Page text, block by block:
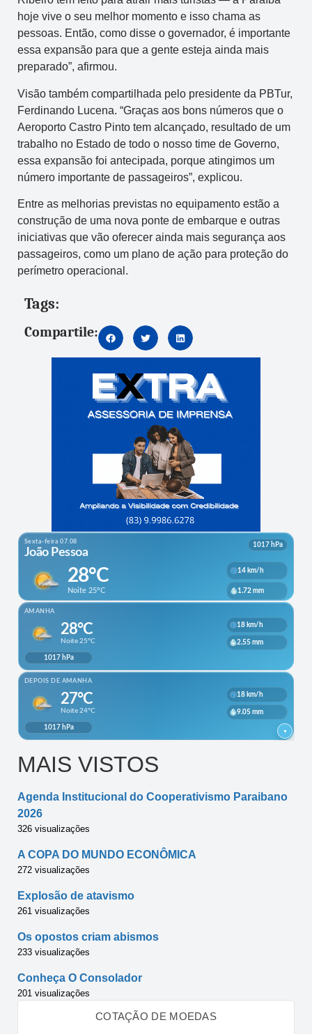
hoje vive o seu melhor momento e isso chama as
pessoas. Então, como disse o governador, é importante
essa expansão para que a gente esteja ainda mais
preparado”, afirmou.
Visão também compartilhada pelo presidente da PBTur,
Ferdinando Lucena. “Graças aos bons números que o
Aeroporto Castro Pinto tem alcançado, resultado de um
trabalho no Estado de todo o nosso time de Governo,
essa expansão foi antecipada, porque atingimos um
número importante de passageiros”, explicou.
Entre as melhorias previstas no equipamento estão a
construção de uma nova ponte de embarque e outras
iniciativas que vão oferecer ainda mais segurança aos
passageiros, como um plano de ação para proteção do
perímetro operacional.
Tags:
Compartile:
MAIS VISTOS
Agenda Institucional do Cooperativismo Paraibano
2026
326 visualizações
A COPA DO MUNDO ECONÔMICA
272 visualizações
Explosão de atavismo
261 visualizações
Os opostos criam abismos
233 visualizações
Conheça O Consolador
201 visualizações
COTAÇÃO DE MOEDAS